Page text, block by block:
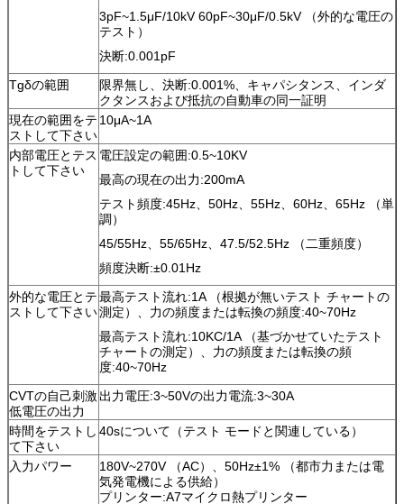
3pF~1.5μF/10kV 60pF~30μF/0.5kV （外的な電圧の
テスト）
決断:0.001pF
Tgδの範囲
限界無し、決断:0.001%、キャパシタンス、インダ
クタンスおよび抵抗の自動車の同一証明
現在の範囲をテ
ストして下さい
10μA~1A
内部電圧とテス
トして下さい
電圧設定の範囲:0.5~10KV
最高の現在の出力:200mA
テスト頻度:45Hz、50Hz、55Hz、60Hz、65Hz （単
調）
45/55Hz、55/65Hz、47.5/52.5Hz （二重頻度）
頻度決断:±0.01Hz
外的な電圧とテ
ストして下さい
最高テスト流れ:1A （根拠が無いテスト チャートの
測定）、力の頻度または転換の頻度:40~70Hz
最高テスト流れ:10KC/1A （基づかせていたテスト
チャートの測定）、力の頻度または転換の頻
度:40~70Hz
CVTの自己刺激
低電圧の出力
出力電圧:3~50Vの出力電流:3~30A
時間をテストし
て下さい
40sについて（テスト モードと関連している）
入力パワー
180V~270V （AC）、50Hz±1% （都市力または電
気発電機による供給）
プリンター:A7マイクロ熱プリンター